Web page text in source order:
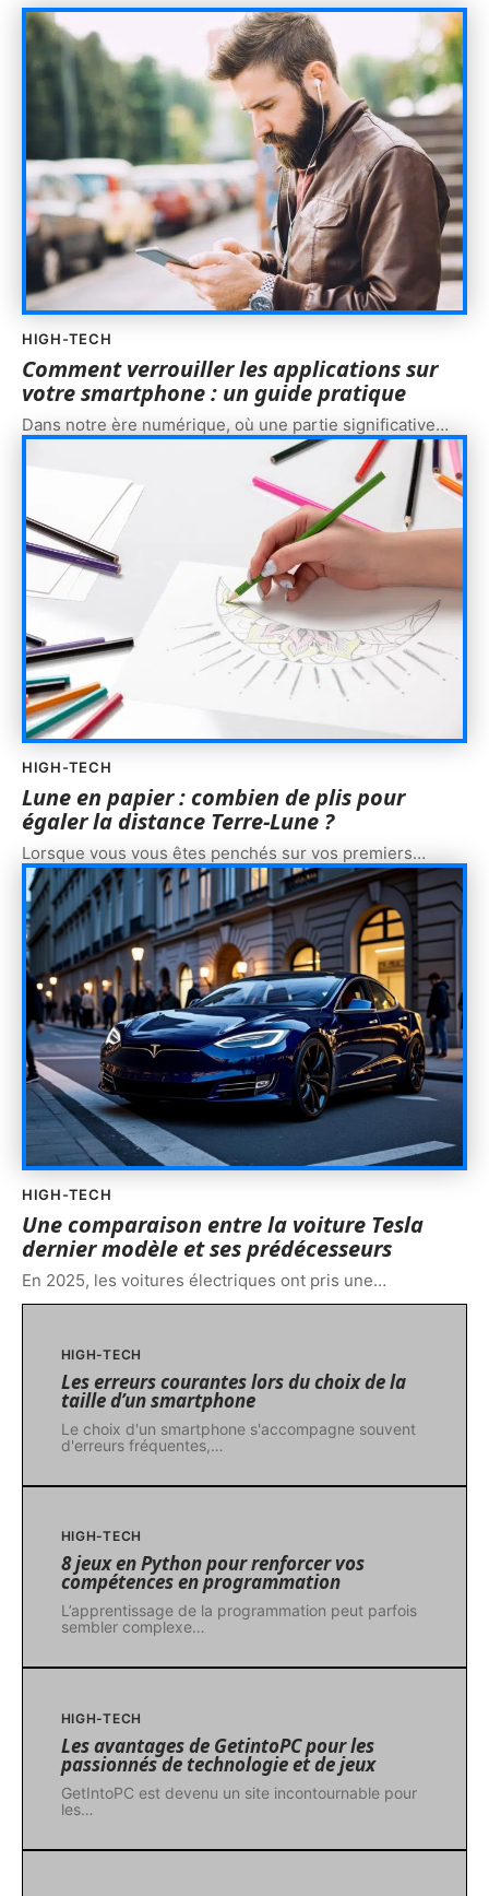
HIGH-TECH
Comment verrouiller les applications sur
votre smartphone : un guide pratique
Dans notre ère numérique, où une partie significative…
HIGH-TECH
Lune en papier : combien de plis pour
égaler la distance Terre-Lune ?
Lorsque vous vous êtes penchés sur vos premiers…
HIGH-TECH
Une comparaison entre la voiture Tesla
dernier modèle et ses prédécesseurs
En 2025, les voitures électriques ont pris une…
HIGH-TECH
Les erreurs courantes lors du choix de la
taille d’un smartphone
Le choix d'un smartphone s'accompagne souvent
d'erreurs fréquentes,…
HIGH-TECH
8 jeux en Python pour renforcer vos
compétences en programmation
L’apprentissage de la programmation peut parfois
sembler complexe…
HIGH-TECH
Les avantages de GetintoPC pour les
passionnés de technologie et de jeux
GetIntoPC est devenu un site incontournable pour
les…